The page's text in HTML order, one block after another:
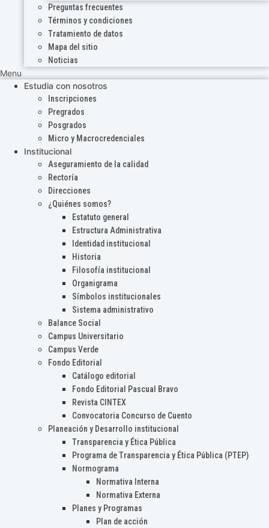
Preguntas frecuentes
Términos y condiciones
Tratamiento de datos
Mapa del sitio
Noticias
Menu
Estudia con nosotros
Inscripciones
Pregrados
Posgrados
Micro y Macrocredenciales
Institucional
Aseguramiento de la calidad
Rectoría
Direcciones
¿Quiénes somos?
Estatuto general
Estructura Administrativa
Identidad institucional
Historia
Filosofía institucional
Organigrama
Símbolos institucionales
Sistema administrativo
Balance Social
Campus Universitario
Campus Verde
Fondo Editorial
Catálogo editorial
Fondo Editorial Pascual Bravo
Revista CINTEX
Convocatoria Concurso de Cuento
Planeación y Desarrollo institucional
Transparencia y Ética Pública
Programa de Transparencia y Ética Pública (PTEP)
Normograma
Normativa Interna
Normativa Externa
Planes y Programas
Plan de acción